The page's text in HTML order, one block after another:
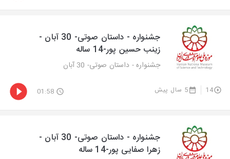
جشنواره - داستان صوتی- 30 آبان -
زینب حسین پور-14 ساله
جشنواره - داستان صوتی- 30 آبان
14 5 سال پیش 01:58
جشنواره - داستان صوتی- 30 آبان -
زهرا صفایی پور-14 ساله